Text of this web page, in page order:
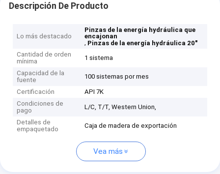
Descripción De Producto
Lo más destacado
Pinzas de la energía hydráulica que
encajonan
, Pinzas de la energía hydráulica 20"
Cantidad de orden
mínima
1 sistema
Capacidad de la
fuente
100 sistemas por mes
Certificación
API 7K
Condiciones de
pago
L/C, T/T, Western Union,
Detalles de
empaquetado
Caja de madera de exportación
Vea más